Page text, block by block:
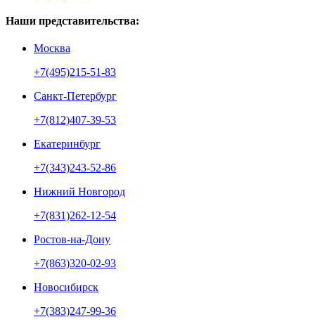
Наши представительства:
Москва
+7(495)215-51-83
Санкт-Петербург
+7(812)407-39-53
Екатеринбург
+7(343)243-52-86
Нижний Новгород
+7(831)262-12-54
Ростов-на-Дону
+7(863)320-02-93
Новосибирск
+7(383)247-99-36